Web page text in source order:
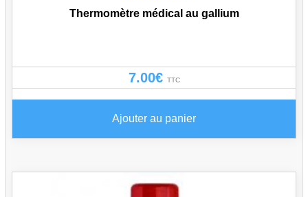
Thermomètre médical au gallium
7.00€ TTC
Ajouter au panier